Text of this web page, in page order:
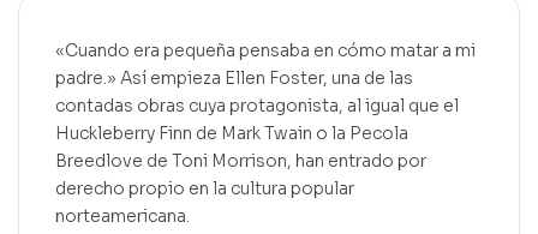
«Cuando era pequeña pensaba en cómo matar a mi
padre.» Así empieza Ellen Foster, una de las
contadas obras cuya protagonista, al igual que el
Huckleberry Finn de Mark Twain o la Pecola
Breedlove de Toni Morrison, han entrado por
derecho propio en la cultura popular
norteamericana.